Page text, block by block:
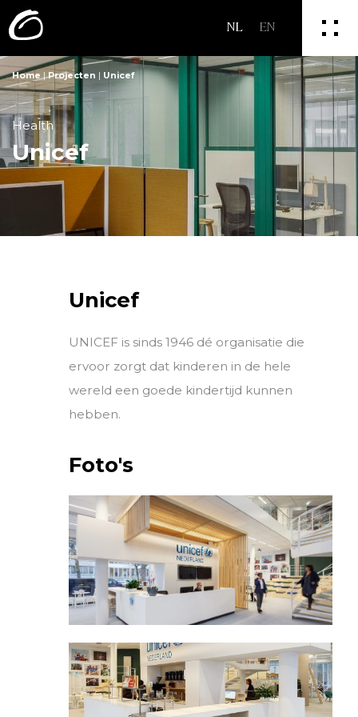
NL EN
Home|Projecten Unicef
Health
Unicef
Unicef
UNICEF is sinds 1946 dé organisatie die
ervoor zorgt dat kinderen in de hele
wereld een goede kindertijd kunnen
hebben.
Foto's